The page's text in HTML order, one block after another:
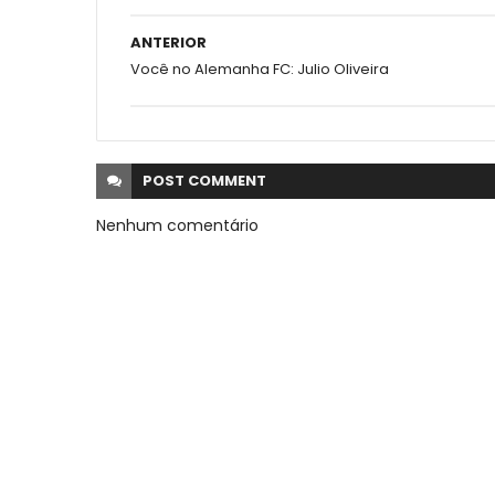
ANTERIOR
Você no Alemanha FC: Julio Oliveira
POST COMMENT
Nenhum comentário